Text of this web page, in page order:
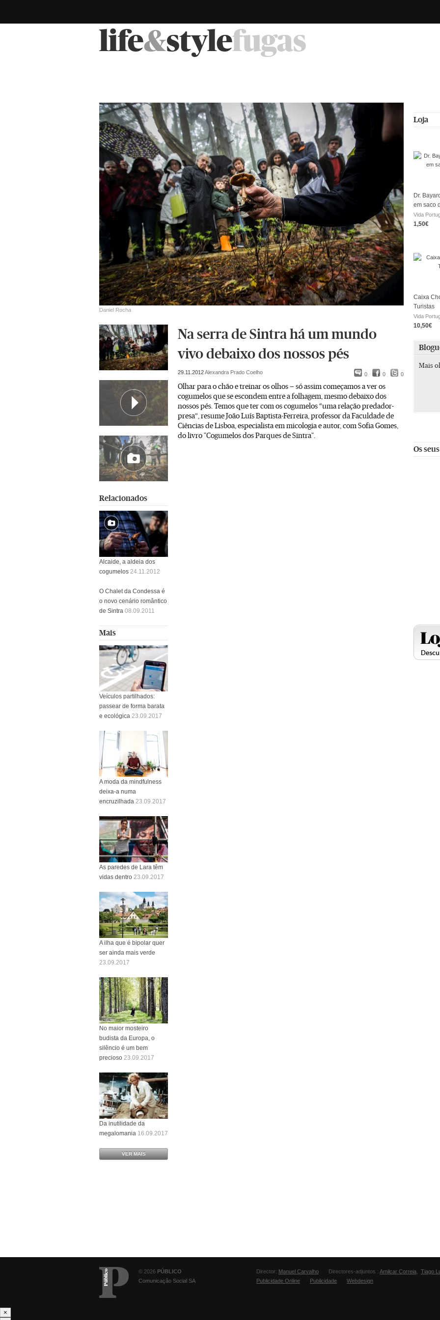
life&stylefugas
Daniel Rocha
Na serra de Sintra há um mundo
vivo debaixo dos nossos pés
0 0 0
29.11.2012Alexandra Prado Coelho
Olhar para o chão e treinar os olhos — só assim começamos a ver os
cogumelos que se escondem entre a folhagem, mesmo debaixo dos
nossos pés. Temos que ter com os cogumelos “uma relação predador-
presa”, resume João Luís Baptista-Ferreira, professor da Faculdade de
Ciências de Lisboa, especialista em micologia e autor, com Sofia Gomes,
do livro "Cogumelos dos Parques de Sintra".
Relacionados
Alcaide, a aldeia dos
cogumelos 24.11.2012
O Chalet da Condessa é
o novo cenário romântico
de Sintra 08.09.2011
Mais
Veículos partilhados:
passear de forma barata
e ecológica 23.09.2017
A moda da mindfulness
deixa-a numa
encruzilhada 23.09.2017
As paredes de Lara têm
vidas dentro 23.09.2017
A ilha que é bipolar quer
ser ainda mais verde
23.09.2017
No maior mosteiro
budista da Europa, o
silêncio é um bem
precioso 23.09.2017
Da inutilidade da
megalomania 16.09.2017
VER MAIS
Loja
Dr.
em saco
Vida
1,50€
Caixa
Turistas
Vida
10,50€
Mais
Os
© 2026 PÚBLICO
Comunicação Social SA
Director: Manuel Carvalho Directores-adjuntos : Amilcar Correia
Tiago
Publicidade Online
Publicidade Webdesign
×